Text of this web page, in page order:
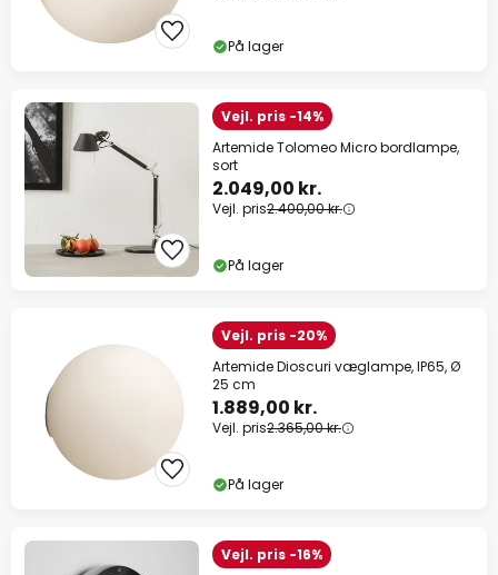
På lager
Vejl. pris -14%
Artemide Tolomeo Micro bordlampe,
sort
2.049,00 kr.
Vejl. pris2.400,00 kr.
På lager
Vejl. pris -20%
Artemide Dioscuri væglampe, IP65, Ø
25 cm
1.889,00 kr.
Vejl. pris2.365,00 kr.
På lager
Vejl. pris -16%